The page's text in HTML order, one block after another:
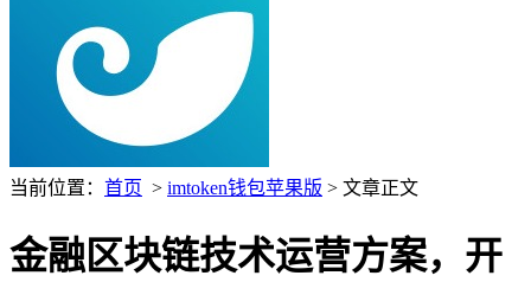
当前位置： 首页 > imtoken钱包苹果版 > 文章正文
金融区块链技术运营方案，开